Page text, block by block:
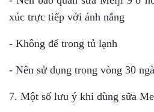
xúc trực tiếp với ánh nắng
- Không để trong tủ lạnh
- Nên sử dụng trong vòng 30
7. Một số lưu ý khi dùng sữa